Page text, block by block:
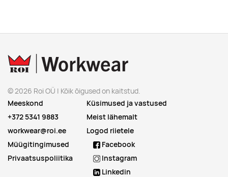
© 2026 Roi OÜ | Kõik õigused on kaitstud.
Meeskond
+372 5341 9883
workwear@roi.ee
Küsimused ja vastused
Meist lähemalt
Logod riietele
Müügitingimused
Privaatsuspoliitika
Facebook
Instagram
Linkedin